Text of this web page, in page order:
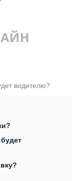
водителю?